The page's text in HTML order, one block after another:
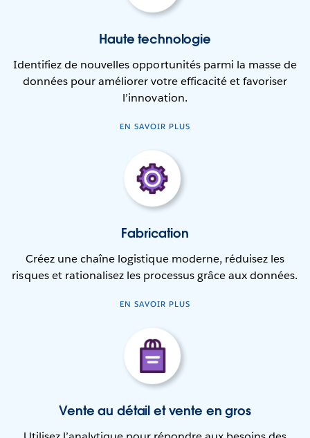
Haute technologie
Identifiez de nouvelles opportunités parmi la masse de
données pour améliorer votre efficacité et favoriser
l’innovation.
EN SAVOIR PLUS
Fabrication
Créez une chaîne logistique moderne, réduisez les
risques et rationalisez les processus grâce aux données.
EN SAVOIR PLUS
Vente au détail et vente en gros